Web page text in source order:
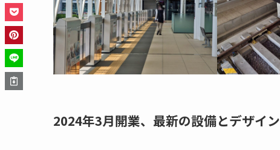
2024年3月開業、最新の設備とデザイン